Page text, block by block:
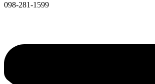
098-281-1599